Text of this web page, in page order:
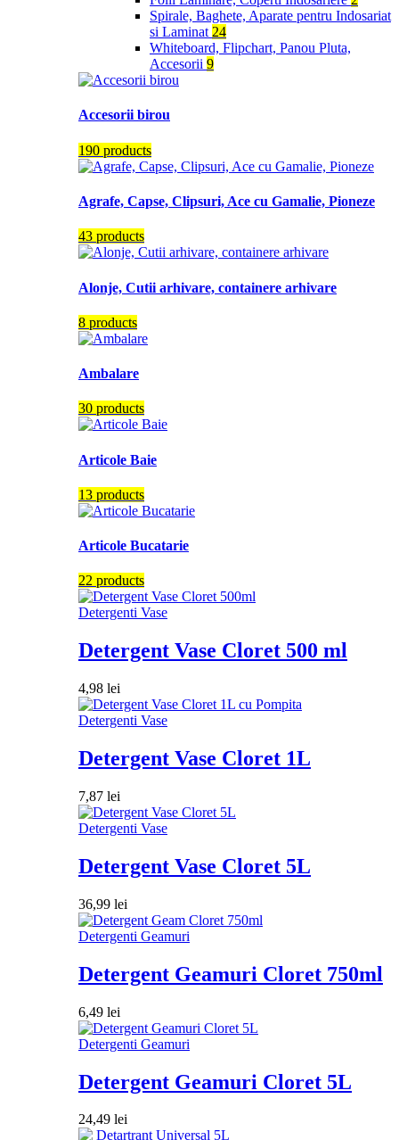
Spirale, Baghete, Aparate pentru Indosariat
si Laminat 24
Whiteboard, Flipchart, Panou Pluta,
Accesorii 9
Accesorii birou
190 products
Agrafe, Capse, Clipsuri, Ace cu Gamalie, Pioneze
43 products
Alonje, Cutii arhivare, containere arhivare
8 products
Ambalare
30 products
Articole Baie
13 products
Articole Bucatarie
22 products
Detergenti Vase
Detergent Vase Cloret 500 ml
4,98 lei
Detergenti Vase
Detergent Vase Cloret 1L
7,87 lei
Detergenti Vase
Detergent Vase Cloret 5L
36,99 lei
Detergenti Geamuri
Detergent Geamuri Cloret 750ml
6,49 lei
Detergenti Geamuri
Detergent Geamuri Cloret 5L
24,49 lei